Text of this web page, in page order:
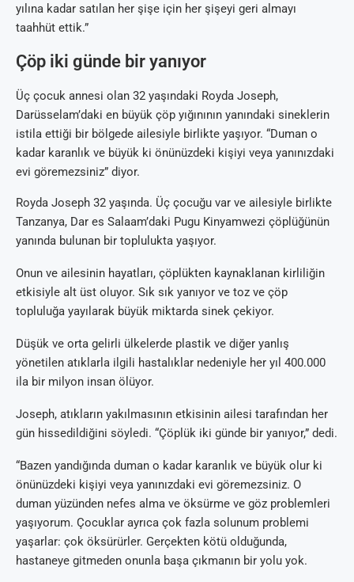
yılına kadar satılan her şişe için her şişeyi geri almayı
taahhüt ettik.”
Çöp iki günde bir yanıyor
Üç çocuk annesi olan 32 yaşındaki Royda Joseph,
Darüsselam’daki en büyük çöp yığınının yanındaki sineklerin
istila ettiği bir bölgede ailesiyle birlikte yaşıyor. “Duman o
kadar karanlık ve büyük ki önünüzdeki kişiyi veya yanınızdaki
evi göremezsiniz” diyor.
Royda Joseph 32 yaşında. Üç çocuğu var ve ailesiyle birlikte
Tanzanya, Dar es Salaam’daki Pugu Kinyamwezi çöplüğünün
yanında bulunan bir toplulukta yaşıyor.
Onun ve ailesinin hayatları, çöplükten kaynaklanan kirliliğin
etkisiyle alt üst oluyor. Sık sık yanıyor ve toz ve çöp
topluluğa yayılarak büyük miktarda sinek çekiyor.
Düşük ve orta gelirli ülkelerde plastik ve diğer yanlış
yönetilen atıklarla ilgili hastalıklar nedeniyle her yıl 400.000
ila bir milyon insan ölüyor.
Joseph, atıkların yakılmasının etkisinin ailesi tarafından her
gün hissedildiğini söyledi. “Çöplük iki günde bir yanıyor,” dedi.
“Bazen yandığında duman o kadar karanlık ve büyük olur ki
önünüzdeki kişiyi veya yanınızdaki evi göremezsiniz. O
duman yüzünden nefes alma ve öksürme ve göz problemleri
yaşıyorum. Çocuklar ayrıca çok fazla solunum problemi
yaşarlar: çok öksürürler. Gerçekten kötü olduğunda,
hastaneye gitmeden onunla başa çıkmanın bir yolu yok.